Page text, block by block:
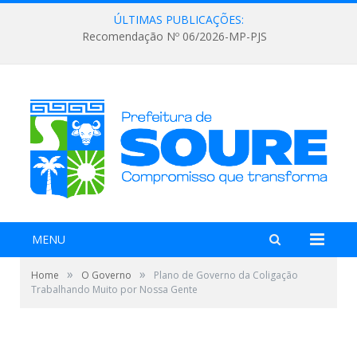
ÚLTIMAS PUBLICAÇÕES:
Recomendação Nº 06/2026-MP-PJS
MENU
Home » O Governo »
Plano de Governo da Coligação
Trabalhando Muito por Nossa Gente